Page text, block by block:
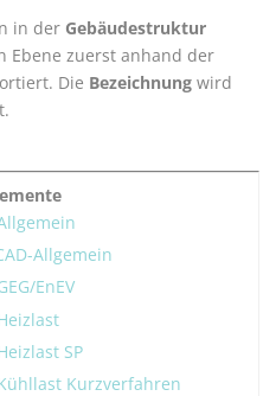
in der Gebäudestruktur
Ebene zuerst anhand der
Die Bezeichnung wird
Allgemein
EnEV
SP
Kurzverfahren